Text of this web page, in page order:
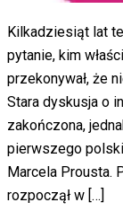
Kilkadziesiąt lat
pytanie, kim
przekonywał, że
Stara dyskusja o
zakończona,
pierwszego
Marcela Prousta.
rozpoczął w […]